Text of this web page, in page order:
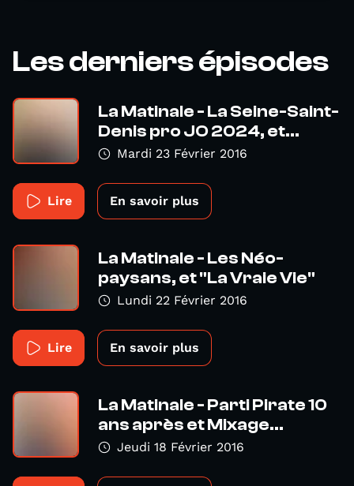
Les derniers épisodes
La Matinale - La Seine-Saint-
Denis pro JO 2024, et...
Mardi 23 Février 2016
Lire En savoir plus
La Matinale - Les Néo-
paysans, et "La Vraie Vie"
Lundi 22 Février 2016
Lire En savoir plus
La Matinale - Parti Pirate 10
ans après et Mixage...
Jeudi 18 Février 2016